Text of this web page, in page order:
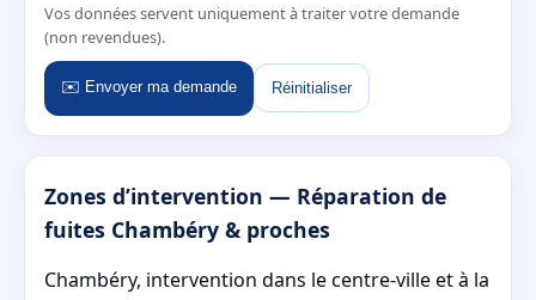
Vos données servent uniquement à traiter votre demande
(non revendues).
✉️ Envoyer ma demande Réinitialiser
Zones d’intervention — Réparation de
fuites Chambéry & proches
Chambéry, intervention dans le centre-ville et à la